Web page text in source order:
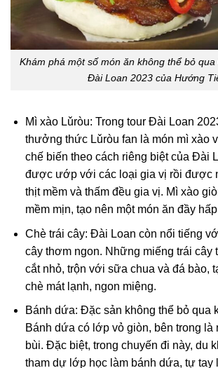
Khám phá một số món ăn không thể bỏ
Đài Loan 2023 của Hướng
Mì xào Lǔròu: Trong tour Đài Loan
thưởng thức Lǔròu fan là món mì xào
chế biến theo cách riêng biệt của Đài
được ướp với các loại gia vị rồi được
thịt mềm và thấm đều gia vị. Mì xào
mềm mịn, tạo nên một món ăn đầy
Chè trái cây: Đài Loan còn nổi tiếng
cây thơm ngon. Những miếng trái
cắt nhỏ, trộn với sữa chua và đá bào,
chè mát lạnh, ngon miệng.
Bánh dứa: Đặc sản không thể bỏ qua
Bánh dứa có lớp vỏ giòn, bên trong là
bùi. Đặc biệt, trong chuyến đi này, du
tham dự lớp học làm bánh dứa, tự tay